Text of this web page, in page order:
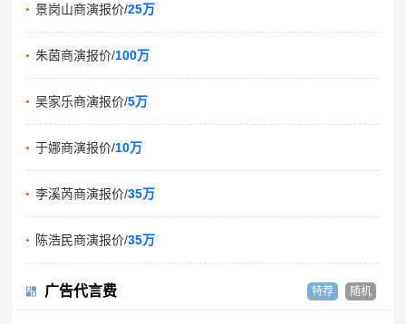
景岗山商演报价/25万
朱茵商演报价/100万
吴家乐商演报价/5万
于娜商演报价/10万
李溪芮商演报价/35万
陈浩民商演报价/35万
广告代言费 特荐 随机